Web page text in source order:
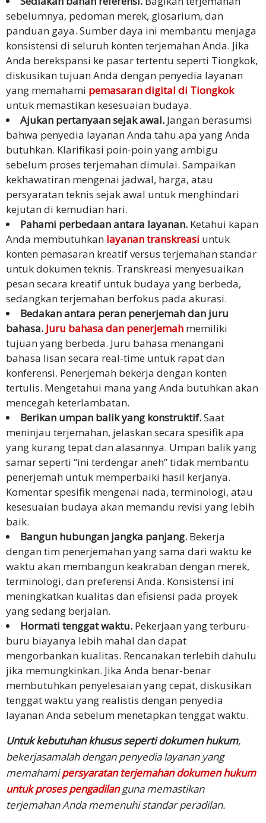
sebelumnya, pedoman merek, glosarium, dan
panduan gaya. Sumber daya ini membantu menjaga
konsistensi di seluruh konten terjemahan Anda. Jika
Anda berekspansi ke pasar tertentu seperti Tiongkok,
diskusikan tujuan Anda dengan penyedia layanan
yang memahami pemasaran digital di Tiongkok
untuk memastikan kesesuaian budaya.
Ajukan pertanyaan sejak awal. Jangan berasumsi
bahwa penyedia layanan Anda tahu apa yang Anda
butuhkan. Klarifikasi poin-poin yang ambigu
sebelum proses terjemahan dimulai. Sampaikan
kekhawatiran mengenai jadwal, harga, atau
persyaratan teknis sejak awal untuk menghindari
kejutan di kemudian hari.
Pahami perbedaan antara layanan. Ketahui kapan
Anda membutuhkan layanan transkreasi untuk
konten pemasaran kreatif versus terjemahan standar
untuk dokumen teknis. Transkreasi menyesuaikan
pesan secara kreatif untuk budaya yang berbeda,
sedangkan terjemahan berfokus pada akurasi.
Bedakan antara peran penerjemah dan juru
bahasa. Juru bahasa dan penerjemah memiliki
tujuan yang berbeda. Juru bahasa menangani
bahasa lisan secara real-time untuk rapat dan
konferensi. Penerjemah bekerja dengan konten
tertulis. Mengetahui mana yang Anda butuhkan akan
mencegah keterlambatan.
Berikan umpan balik yang konstruktif.Saat
meninjau terjemahan, jelaskan secara spesifik apa
yang kurang tepat dan alasannya. Umpan balik yang
samar seperti “ini terdengar aneh” tidak membantu
penerjemah untuk memperbaiki hasil kerjanya.
Komentar spesifik mengenai nada, terminologi, atau
kesesuaian budaya akan memandu revisi yang lebih
baik.
Bangun hubungan jangka panjang. Bekerja
dengan tim penerjemahan yang sama dari waktu ke
waktu akan membangun keakraban dengan merek,
terminologi, dan preferensi Anda. Konsistensi ini
meningkatkan kualitas dan efisiensi pada proyek
yang sedang berjalan.
Hormati tenggat waktu. Pekerjaan yang terburu-
buru biayanya lebih mahal dan dapat
mengorbankan kualitas. Rencanakan terlebih dahulu
jika memungkinkan. Jika Anda benar-benar
membutuhkan penyelesaian yang cepat, diskusikan
tenggat waktu yang realistis dengan penyedia
layanan Anda sebelum menetapkan tenggat waktu.
Untuk kebutuhan khusus seperti dokumen hukum,
bekerjasamalah dengan penyedia layanan yang
memahamipersyaratan terjemahan dokumen hukum
untuk proses pengadilanguna memastikan
terjemahan Anda memenuhi standar peradilan.